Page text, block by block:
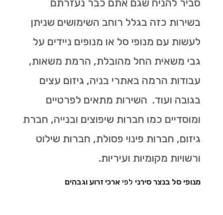
סביר להניח שגם אתם כבר נעזרתם
בשירות כזה בגלל רוחב השימושים שניתן
לעשות עם מנופי סל או מנופים ניידים על
גבי משאית החל מהובלת, הרמת משאות,
עבודות הרמה באתרי בניה, גיזום עצים
בגובה ועוד. השירות מתאים לפרטיים
ומוסדיים כמו חברות שיפוצים ובנייה, חברת
גיזום, חברות פינוי פסולת, חברות שילוט
ורשויות מקומיות ועיריות.
מנופי סל בנצר סירני לפי ארכי זרוע וגבהים